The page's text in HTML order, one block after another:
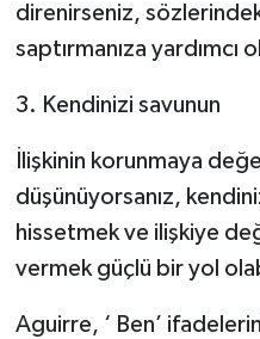
direnirseniz, sözlerindeki
saptırmanıza yardımcı
3. Kendinizi savunun
İlişkinin korunmaya
düşünüyorsanız,
hissetmek ve ilişkiye
vermek güçlü bir yol
Aguirre, ‘ Ben’